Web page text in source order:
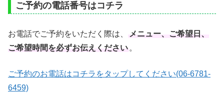
ご予約の電話番号はコチラ
お電話でご予約をいただく際は、
メニュー、ご希望日、
ご希望時間を必ずお伝えください 。
ご予約のお電話はコチラをタップしてください(06-6781-
6459)